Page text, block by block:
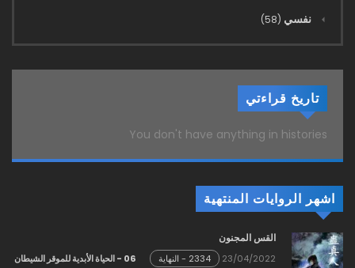
نفسي (58)
تاريخ قراءتي
You don't have anything in histories
اشهر الروايات المنتهية
القس المجنون
2334 - النهاية 06 - الحياة الأبدية للموقر الشيطان 23/04/2022